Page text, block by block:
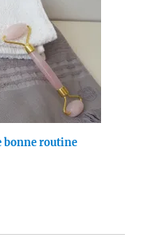
bonne routine